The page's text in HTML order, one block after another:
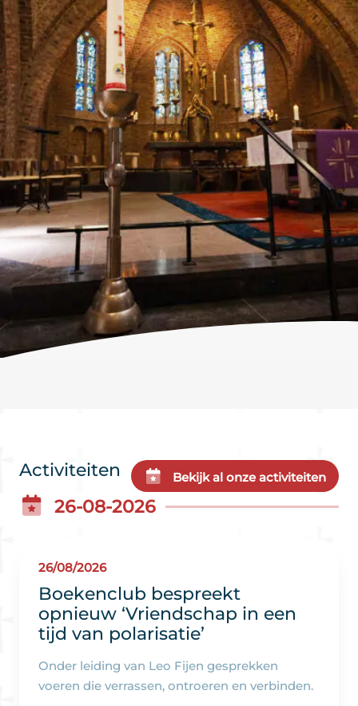
Activiteiten Bekijk al onze activiteiten
26-08-2026
26/08/2026
Boekenclub bespreekt
opnieuw ‘Vriendschap in een
tijd van polarisatie’
Onder leiding van Leo Fijen gesprekken
voeren die verrassen, ontroeren en verbinden.